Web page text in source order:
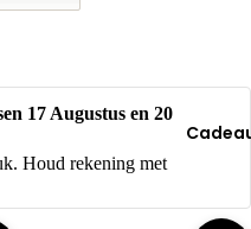
shirt
17 Augustus en 20
Houd rekening met